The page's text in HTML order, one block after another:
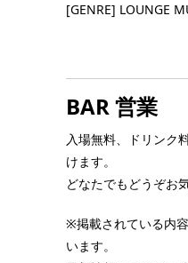
[GENRE] LOUNGE
BAR 営業
入場無料、ドリンク
けます。
どなたでもどうぞお
※掲載されている内
います。